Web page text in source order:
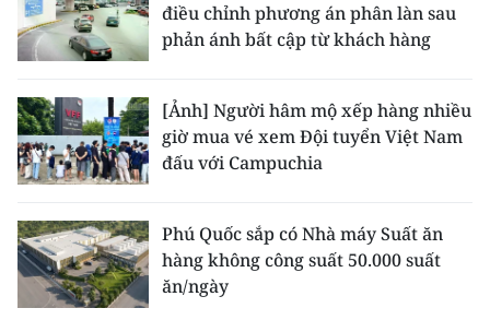
điều chỉnh phương án phân làn sau
phản ánh bất cập từ khách hàng
[Ảnh] Người hâm mộ xếp hàng nhiều
giờ mua vé xem Đội tuyển Việt Nam
đấu với Campuchia
Phú Quốc sắp có Nhà máy Suất ăn
hàng không công suất 50.000 suất
ăn/ngày